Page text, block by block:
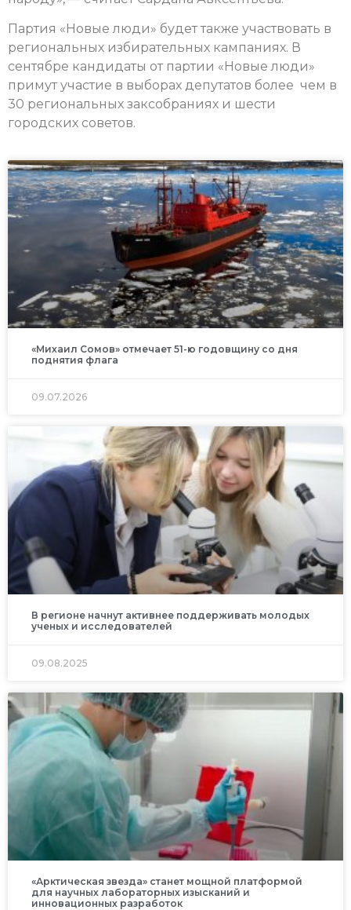
Партия «Новые люди» будет также участвовать в
региональных избирательных кампаниях. В
сентябре кандидаты от партии «Новые люди»
примут участие в выборах депутатов более чем в
30 региональных заксобраниях и шести
городских советов.
«Михаил Сомов» отмечает 51-ю годовщину со дня
поднятия флага
09.07.2026
В регионе начнут активнее поддерживать молодых
ученых и исследователей
09.08.2025
«Арктическая звезда» станет мощной платформой
для научных лабораторных изысканий и
инновационных разработок